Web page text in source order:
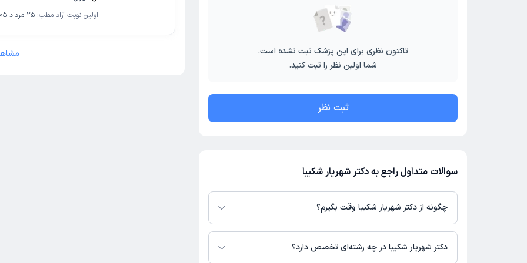
اولین نوبت آزاد مطب: 25 مرداد 1405
تاکنون نظری برای این پزشک ثبت نشده است.
شما اولین نظر را ثبت کنید.
ثبت نظر
سوالات متداول راجع به دکتر شهریار شکیبا
چگونه از دکتر شهریار شکیبا وقت بگیرم؟
در صورتی کهدکتر شهریار شکیبادارای پروفایل فعال و نوبت‌دهی باز در پلتفرم دکترتو
باشند، می‌توانید از طریق این پلتفرم برای دریافت نوبت اقدام کنید. در صورت فعال بودن
دکتر شهریار شکیبا در چه رشته‌ای تخصص دارد؟